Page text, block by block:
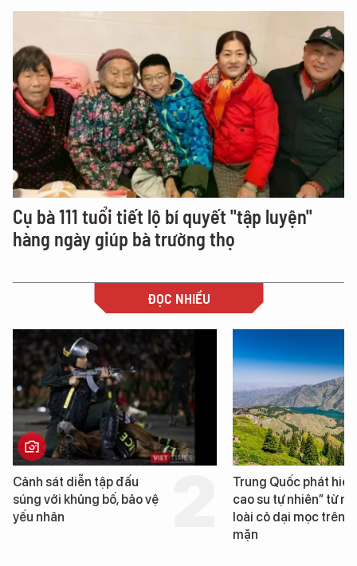
Cụ bà 111 tuổi tiết lộ bí quyết "tập luyện"
hàng ngày giúp bà trường thọ
ĐỌC NHIỀU
Cảnh sát diễn tập đấu
súng với khủng bố, bảo vệ
yếu nhân
Trung Quốc phát hiện
cao su tự nhiên” từ
loài cỏ dại mọc trên
mặn